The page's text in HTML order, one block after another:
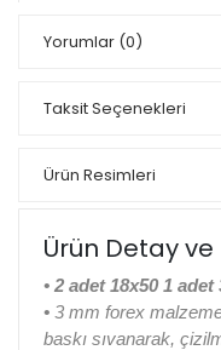
Yorumlar (0)
Taksit Seçenekleri
Ürün Resimleri
Ürün Detay
• 2 adet 18x50 1 adet
• 3 mm forex
baskı sıvanarak,